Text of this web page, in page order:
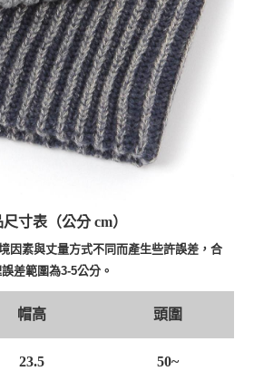
寸表（公分 cm）
因素與丈量方式不同而產生些許誤差，合
差範圍為3-5公分。
帽高 頭圍
23.5 50~